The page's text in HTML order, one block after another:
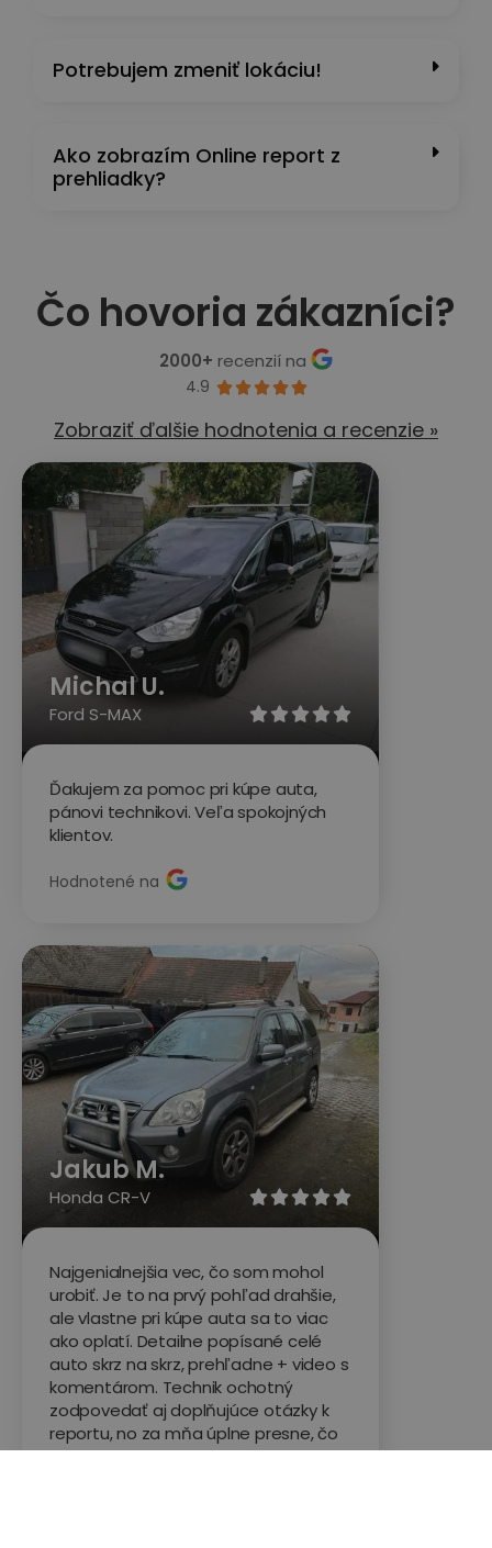
Potrebujem zmeniť lokáciu!
Ako zobrazím Online report z
prehliadky?
Čo hovoria zákazníci?
2000+ recenzií na
4.9 
Zobraziť ďalšie hodnotenia a recenzie »
    
Michal U.
Ford S-MAX
Ďakujem za pomoc pri kúpe auta,
pánovi technikovi. Veľa spokojných
klientov.
Hodnotené na

Jakub M.
Honda CR-V
Najgenialnejšia vec, čo som mohol
urobiť. Je to na prvý pohľad drahšie,
ale vlastne pri kúpe auta sa to viac
ako oplatí. Detailne popísané celé
auto skrz na skrz, prehľadne + video s
komentárom. Technik ochotný
zodpovedať aj doplňujúce otázky k
reportu, no za mňa úplne presne, čo
som potreboval. Teraz už len, aby